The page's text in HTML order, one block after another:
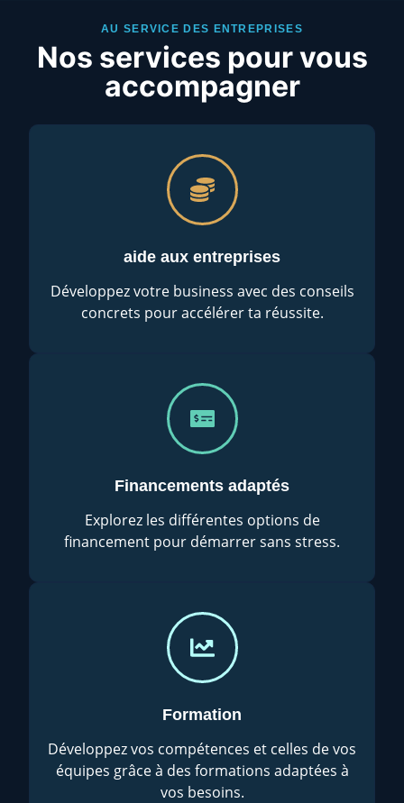
AU SERVICE DES ENTREPRISES
Nos services pour vous
accompagner
aide aux entreprises
Développez votre business avec des conseils
concrets pour accélérer ta réussite.
Financements adaptés
Explorez les différentes options de
financement pour démarrer sans stress.
Formation
Développez vos compétences et celles de vos
équipes grâce à des formations adaptées à
vos besoins.